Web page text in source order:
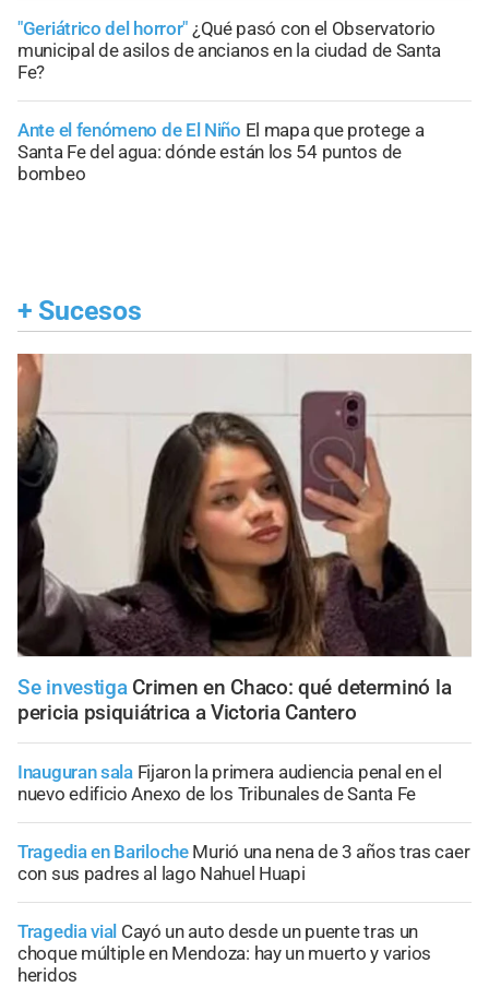
"Geriátrico del horror" ¿Qué pasó con el Observatorio
municipal de asilos de ancianos en la ciudad de Santa
Fe?
Ante el fenómeno de El Niño El mapa que protege a
Santa Fe del agua: dónde están los 54 puntos de
bombeo
+ Sucesos
Se investiga Crimen en Chaco: qué determinó la
pericia psiquiátrica a Victoria Cantero
Inauguran sala Fijaron la primera audiencia penal en el
nuevo edificio Anexo de los Tribunales de Santa Fe
Tragedia en Bariloche Murió una nena de 3 años tras caer
con sus padres al lago Nahuel Huapi
Tragedia vial Cayó un auto desde un puente tras un
choque múltiple en Mendoza: hay un muerto y varios
heridos